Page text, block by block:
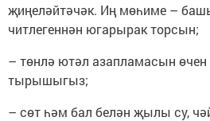
җиңеләйтәчәк. Иң мөһиме –
читлегеннән югарырак торсын;
– төнлә ютәл азапламасын өчен
тырышыгыз;
– сөт һәм бал белән җылы су,